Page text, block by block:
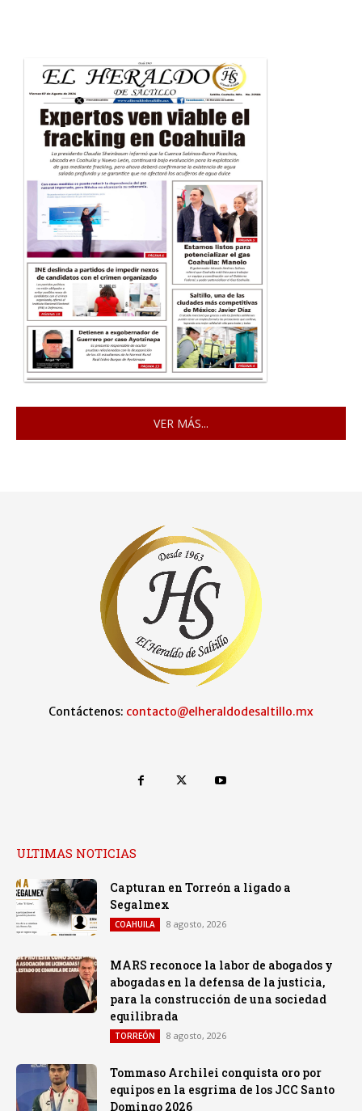
VER MÁS...
Contáctenos: contacto@elheraldodesaltillo.mx
ULTIMAS NOTICIAS
Capturan en Torreón a ligado a
Segalmex
COAHUILA 8 agosto, 2026
MARS reconoce la labor de abogados y
abogadas en la defensa de la justicia,
para la construcción de una sociedad
equilibrada
TORREÓN 8 agosto, 2026
Tommaso Archilei conquista oro por
equipos en la esgrima de los JCC Santo
Domingo 2026